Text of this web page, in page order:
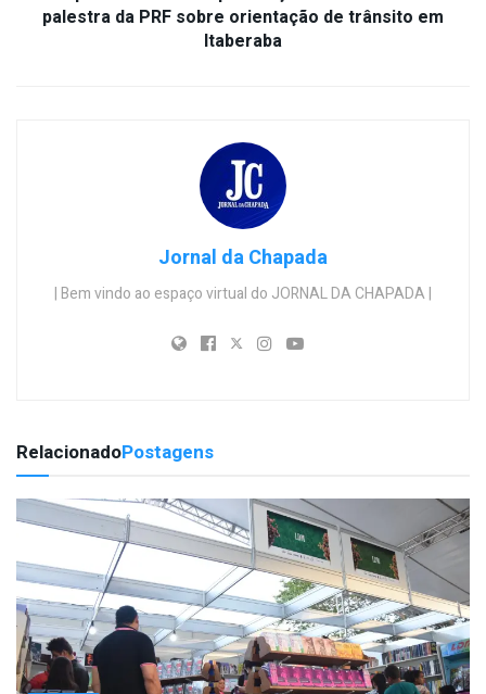
palestra da PRF sobre orientação de trânsito em
Itaberaba
Jornal da Chapada
| Bem vindo ao espaço virtual do JORNAL DA CHAPADA |
RelacionadoPostagens